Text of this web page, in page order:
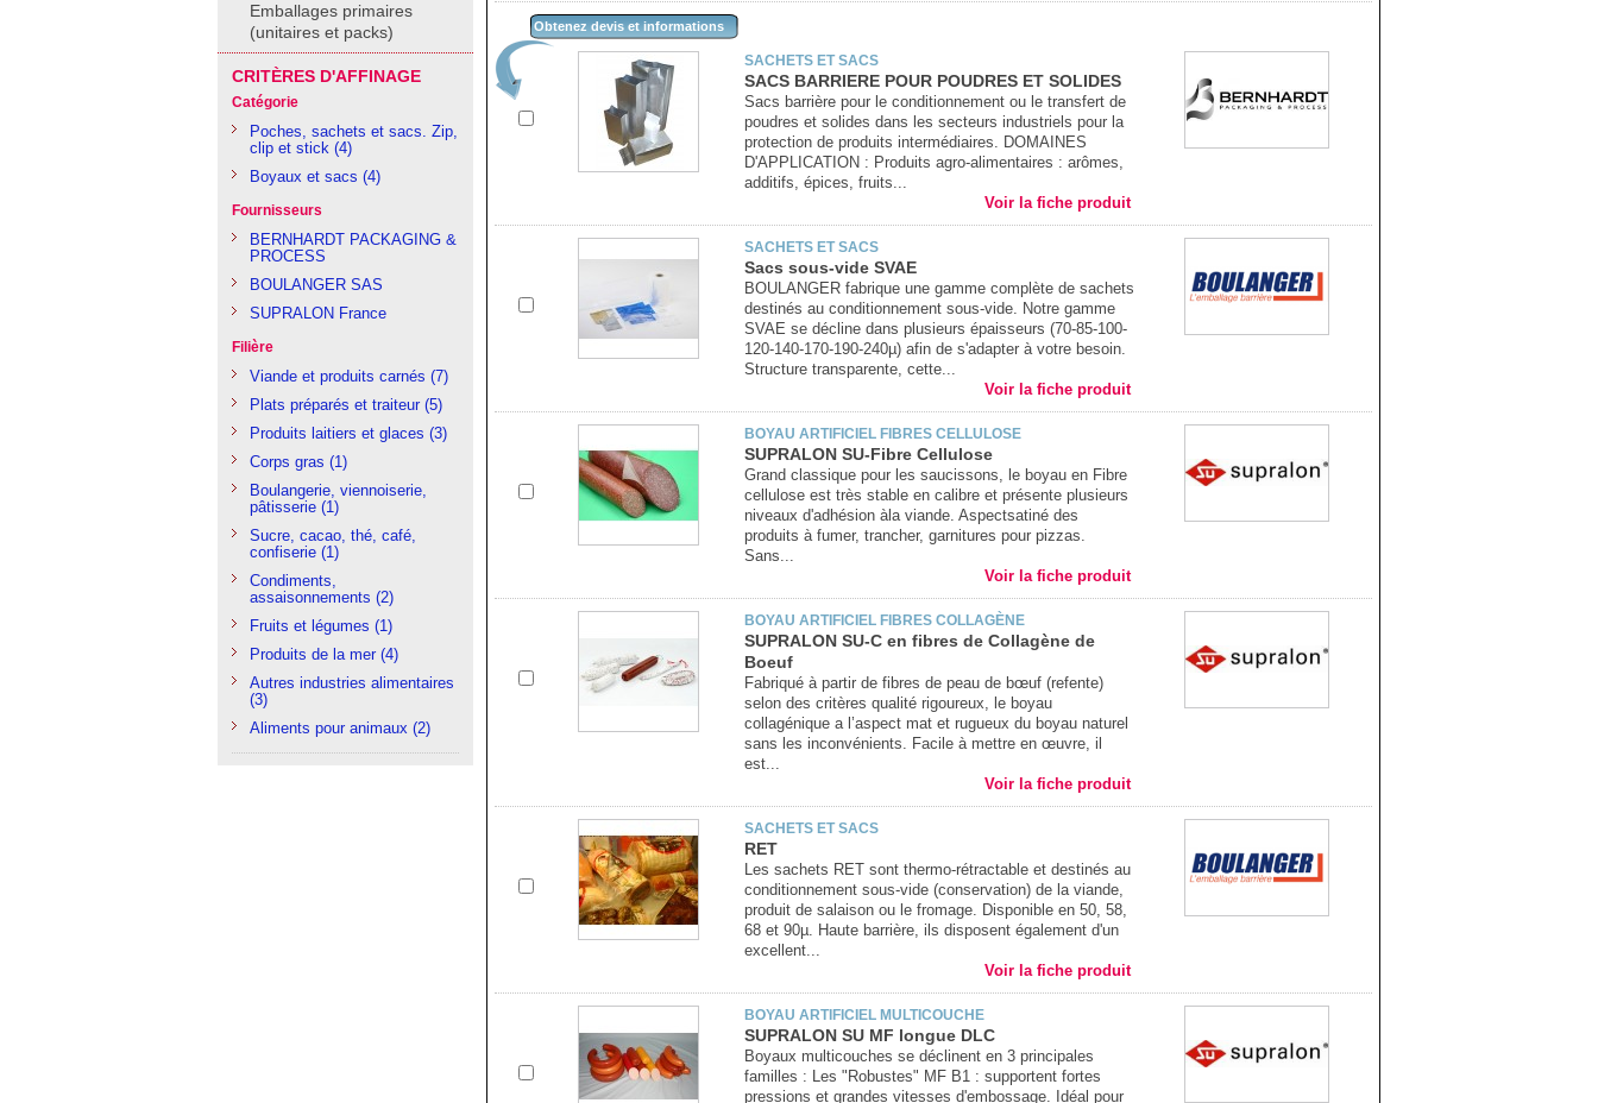
Obtenez devis et informations
SACHETS ET SACS
SACS BARRIERE POUR POUDRES ET SOLIDES
Sacs barrière pour le conditionnement ou le transfert de
poudres et solides dans les secteurs industriels pour la
protection de produits intermédiaires. DOMAINES
D'APPLICATION : Produits agro-alimentaires : arômes,
additifs, épices, fruits...
Voir la fiche produit
SACHETS ET SACS
Sacs sous-vide SVAE
BOULANGER fabrique une gamme complète de sachets
destinés au conditionnement sous-vide. Notre gamme
SVAE se décline dans plusieurs épaisseurs (70-85-100-
120-140-170-190-240µ) afin de s'adapter à votre besoin.
Structure transparente, cette...
Voir la fiche produit
BOYAU ARTIFICIEL FIBRES CELLULOSE
SUPRALON SU-Fibre Cellulose
Grand classique pour les saucissons, le boyau en Fibre
cellulose est très stable en calibre et présente plusieurs
niveaux d'adhésion àla viande. Aspectsatiné des
produits à fumer, trancher, garnitures pour pizzas.
Sans...
Voir la fiche produit
BOYAU ARTIFICIEL FIBRES COLLAGÈNE
SUPRALON SU-C en fibres de Collagène de
Boeuf
Fabriqué à partir de fibres de peau de bœuf (refente)
selon des critères qualité rigoureux, le boyau
collagénique a l’aspect mat et rugueux du boyau naturel
sans les inconvénients. Facile à mettre en œuvre, il
est...
Voir la fiche produit
SACHETS ET SACS
RET
Les sachets RET sont thermo-rétractable et destinés au
conditionnement sous-vide (conservation) de la viande,
produit de salaison ou le fromage. Disponible en 50, 58,
68 et 90µ. Haute barrière, ils disposent également d'un
excellent...
Voir la fiche produit
BOYAU ARTIFICIEL MULTICOUCHE
SUPRALON SU MF longue DLC
Boyaux multicouches se déclinent en 3 principales
familles : Les "Robustes" MF B1 : supportent fortes
pressions et grandes vitesses d'embossage. Idéal pour
Emballages primaires
(unitaires et packs)
CRITÈRES D'AFFINAGE
Catégorie
Poches, sachets et sacs. Zip,
clip et stick (4)
Boyaux et sacs (4)
Fournisseurs
BERNHARDT PACKAGING &
PROCESS
BOULANGER SAS
SUPRALON France
Filière
Viande et produits carnés (7)
Plats préparés et traiteur (5)
Produits laitiers et glaces (3)
Corps gras (1)
Boulangerie, viennoiserie,
pâtisserie (1)
Sucre, cacao, thé, café,
confiserie (1)
Condiments,
assaisonnements (2)
Fruits et légumes (1)
Produits de la mer (4)
Autres industries alimentaires
(3)
Aliments pour animaux (2)